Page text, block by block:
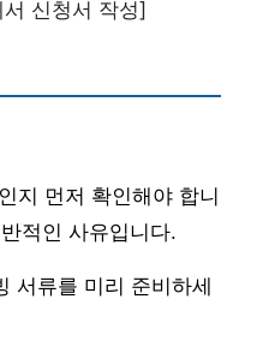
신청서 작성]
지 먼저 확인해야 합니
적인 사유입니다.
서류를 미리 준비하세